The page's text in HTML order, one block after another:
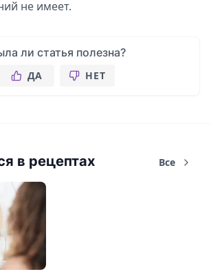
не имеет.
ли статья полезна?
ДА НЕТ
в рецептах Все